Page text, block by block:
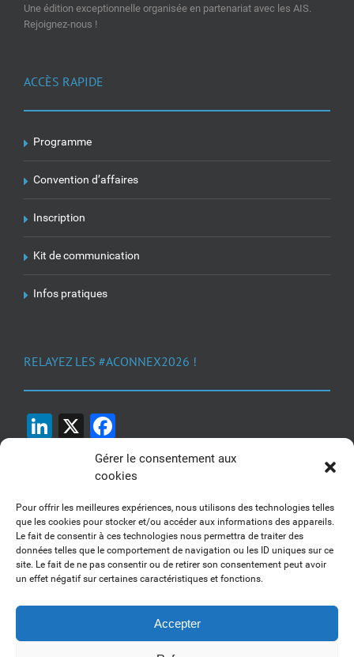
Gérer le consentement aux
cookies
Pour offrir les meilleures expériences, nous utilisons des technologies telles
que les cookies pour stocker et/ou accéder aux informations des appareils.
Le fait de consentir à ces technologies nous permettra de traiter des
données telles que le comportement de navigation ou les ID uniques sur ce
site. Le fait de ne pas consentir ou de retirer son consentement peut avoir
un effet négatif sur certaines caractéristiques et fonctions.
Accepter
Une édition exceptionnelle organisée en partenariat avec les AIS.
Rejoignez-nous !
ACCÈS RAPIDE
Programme
Convention d’affaires
Inscription
Kit de communication
Infos pratiques
RELAYEZ LES #ACONNEX2026 !
LinkedIn
X
1, 2, 3... Buzzez !
Découvrez nos kits communication